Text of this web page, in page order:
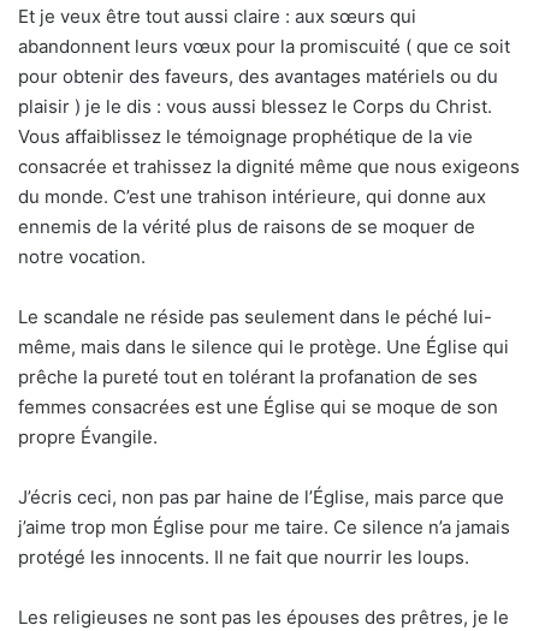
Et je veux être tout aussi claire : aux sœurs qui
abandonnent leurs vœux pour la promiscuité ( que ce soit
pour obtenir des faveurs, des avantages matériels ou du
plaisir ) je le dis : vous aussi blessez le Corps du Christ.
Vous affaiblissez le témoignage prophétique de la vie
consacrée et trahissez la dignité même que nous exigeons
du monde. C’est une trahison intérieure, qui donne aux
ennemis de la vérité plus de raisons de se moquer de
notre vocation.
Le scandale ne réside pas seulement dans le péché lui-
même, mais dans le silence qui le protège. Une Église qui
prêche la pureté tout en tolérant la profanation de ses
femmes consacrées est une Église qui se moque de son
propre Évangile.
J’écris ceci, non pas par haine de l’Église, mais parce que
j’aime trop mon Église pour me taire. Ce silence n’a jamais
protégé les innocents. Il ne fait que nourrir les loups.
Les religieuses ne sont pas les épouses des prêtres, je le